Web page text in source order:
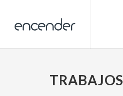
TRABAJOS